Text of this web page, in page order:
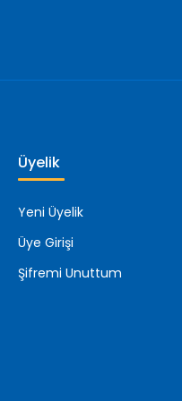
Üyelik
Yeni Üyelik
Üye Girişi
Şifremi Unuttum